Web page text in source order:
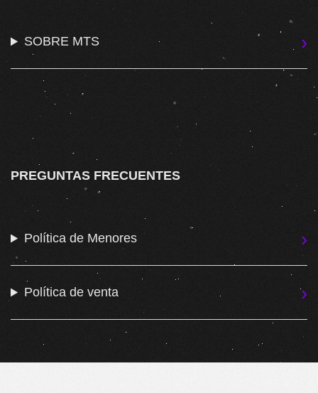
SOBRE MTS
PREGUNTAS FRECUENTES
Política de Menores
Política de venta